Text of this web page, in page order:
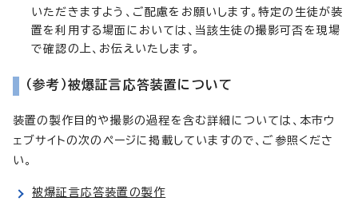
いただきますよう、ご配慮をお願いします。特定の生徒が装
置を利用する場面においては、当該生徒の撮影可否を現場
で確認の上、お伝えいたします。
（参考）被爆証言応答装置について
装置の製作目的や撮影の過程を含む詳細については、本市ウ
ェブサイトの次のページに掲載していますので、ご参照くださ
い。
被爆証言応答装置の製作